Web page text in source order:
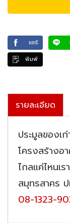
แชร์
พิมพ์
รายละเอียด
ประมูลของเ
โครงสร้างอ
ไกลแค่ไหนเ
สมุทรสาคร
08-1323-